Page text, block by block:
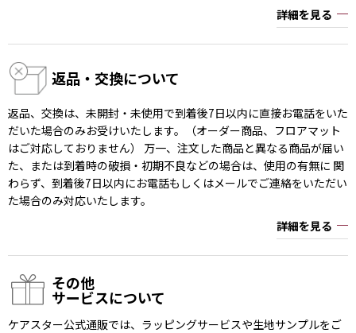
詳細を見る
返品・交換について
返品、交換は、未開封・未使用で到着後7日以内に直接お電話をいた
だいた場合のみお受けいたします。（オーダー商品、フロアマット
はご対応しておりません） 万一、注文した商品と異なる商品が届い
た、または到着時の破損・初期不良などの場合は、使用の有無に 関
わらず、到着後7日以内にお電話もしくはメールでご連絡をいただい
た場合のみ対応いたします。
詳細を見る
その他
サービスについて
ケアスター公式通販では、ラッピングサービスや生地サンプルをご